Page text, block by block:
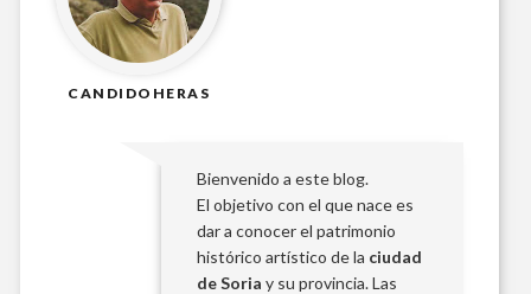
CANDIDOHERAS
Bienvenido a este blog.
El objetivo con el que nace es
dar a conocer el patrimonio
histórico artístico de la ciudad
de Soria y su provincia. Las